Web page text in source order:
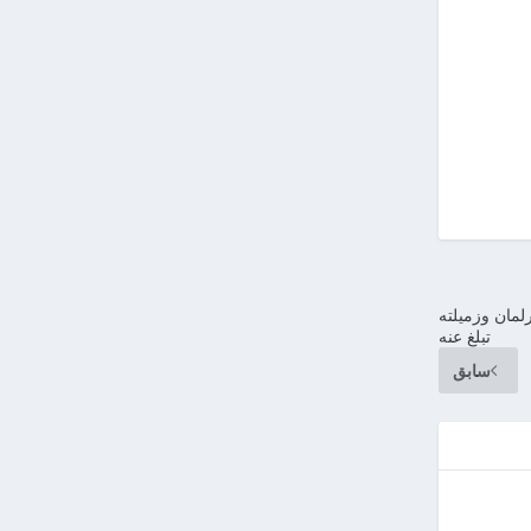
وزميلته
تبلغ عنه
سابق